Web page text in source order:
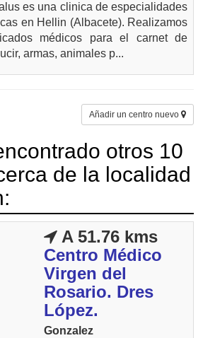
es una clinica de especialidades
en Hellin (Albacete). Realizamos
médicos para el carnet de
armas, animales p...
Añadir un centro nuevo
otros 10
de la localidad
A 51.76 kms
Centro Médico
Virgen del
Rosario. Dres
López.
Gonzalez